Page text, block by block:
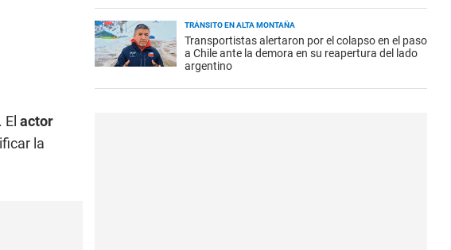
actor
la
TRÁNSITO EN ALTA MONTAÑA
Transportistas alertaron por el colapso en el paso
a Chile ante la demora en su reapertura del lado
argentino